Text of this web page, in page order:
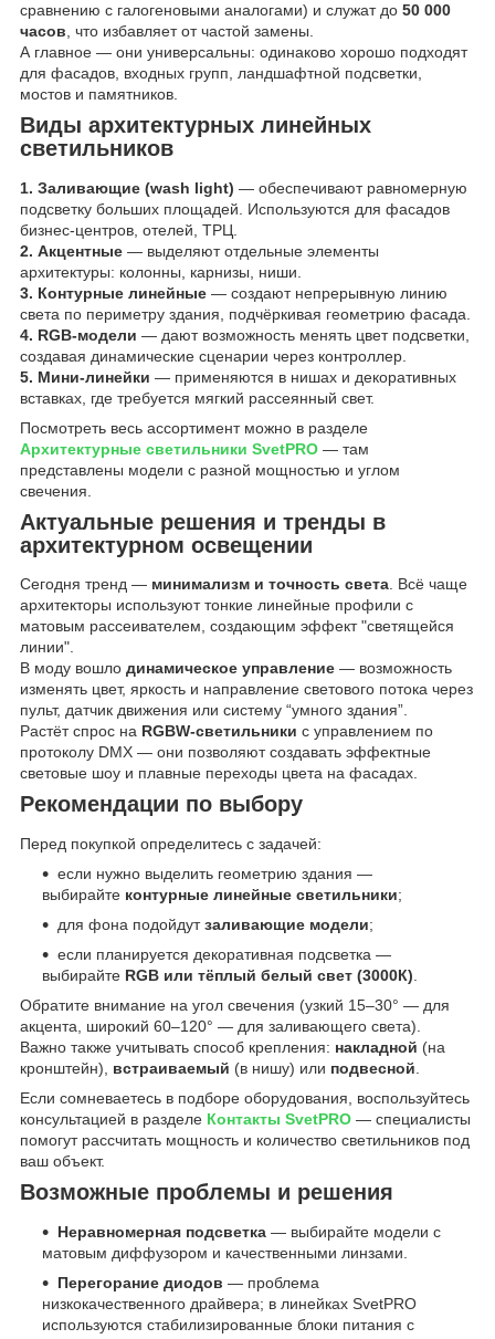
сравнению с галогеновыми аналогами) и служат до 50 000
часов , что избавляет от частой замены.
А главное — они универсальны: одинаково хорошо подходят
для фасадов, входных групп, ландшафтной подсветки,
мостов и памятников.
Виды архитектурных линейных
светильников
1. Заливающие (wash light) — обеспечивают равномерную
подсветку больших площадей. Используются для фасадов
бизнес-центров, отелей, ТРЦ.
2. Акцентные — выделяют отдельные элементы
архитектуры: колонны, карнизы, ниши.
3. Контурные линейные — создают непрерывную линию
света по периметру здания, подчёркивая геометрию фасада.
4. RGB-модели — дают возможность менять цвет подсветки,
создавая динамические сценарии через контроллер.
5. Мини-линейки — применяются в нишах и декоративных
вставках, где требуется мягкий рассеянный свет.
Посмотреть весь ассортимент можно в разделе
Архитектурные светильники SvetPRO — там
представлены модели с разной мощностью и углом
свечения.
Актуальные решения и тренды в
архитектурном освещении
Сегодня тренд — минимализм и точность света. Всё чаще
архитекторы используют тонкие линейные профили с
матовым рассеивателем, создающим эффект "светящейся
линии".
В моду вошло динамическое управление — возможность
изменять цвет, яркость и направление светового потока через
пульт, датчик движения или систему “умного здания”.
Растёт спрос на RGBW-светильники с управлением по
протоколу DMX — они позволяют создавать эффектные
световые шоу и плавные переходы цвета на фасадах.
Рекомендации по выбору
Перед покупкой определитесь с задачей:
если нужно выделить геометрию здания —
выбирайте контурные линейные светильники;
для фона подойдутзаливающие модели;
если планируется декоративная подсветка —
выбирайте RGB или тёплый белый свет (3000К)
Обратите внимание на угол свечения (узкий 15–30° — для
акцента, широкий 60–120° — для заливающего света).
Важно также учитывать способ крепления: накладной (на
кронштейн), встраиваемый (в нишу) или подвесной
Если сомневаетесь в подборе оборудования, воспользуйтесь
консультацией в разделе Контакты SvetPRO — специалисты
помогут рассчитать мощность и количество светильников под
ваш объект.
Возможные проблемы и решения
Неравномерная подсветка — выбирайте модели с
матовым диффузором и качественными линзами.
Перегорание диодов — проблема
низкокачественного драйвера; в линейках SvetPRO
используются стабилизированные блоки питания с